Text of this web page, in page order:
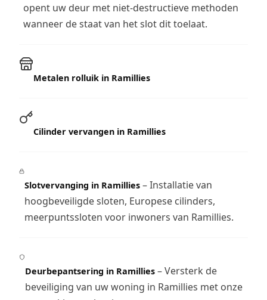
opent uw deur met niet-destructieve methoden
wanneer de staat van het slot dit toelaat.
Metalen rolluik in Ramillies
Cilinder vervangen in Ramillies
Slotvervanging in Ramillies – Installatie van
hoogbeveiligde sloten, Europese cilinders,
meerpuntssloten voor inwoners van Ramillies.
Deurbepantsering in Ramillies – Versterk de
beveiliging van uw woning in Ramillies met onze